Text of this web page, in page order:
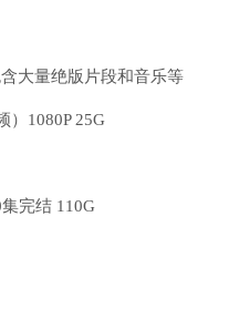
大量绝版片段和音乐等
）1080P 25G
完结 110G